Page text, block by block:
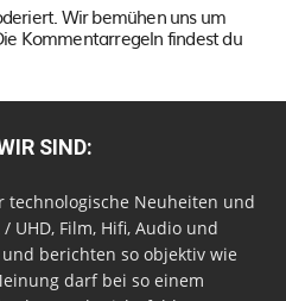
Wir bemühen uns um
Kommentarregeln findest du
SIND:
technologische Neuheiten und
UHD, Film, Hifi, Audio und
berichten so objektiv wie
darf bei so einem